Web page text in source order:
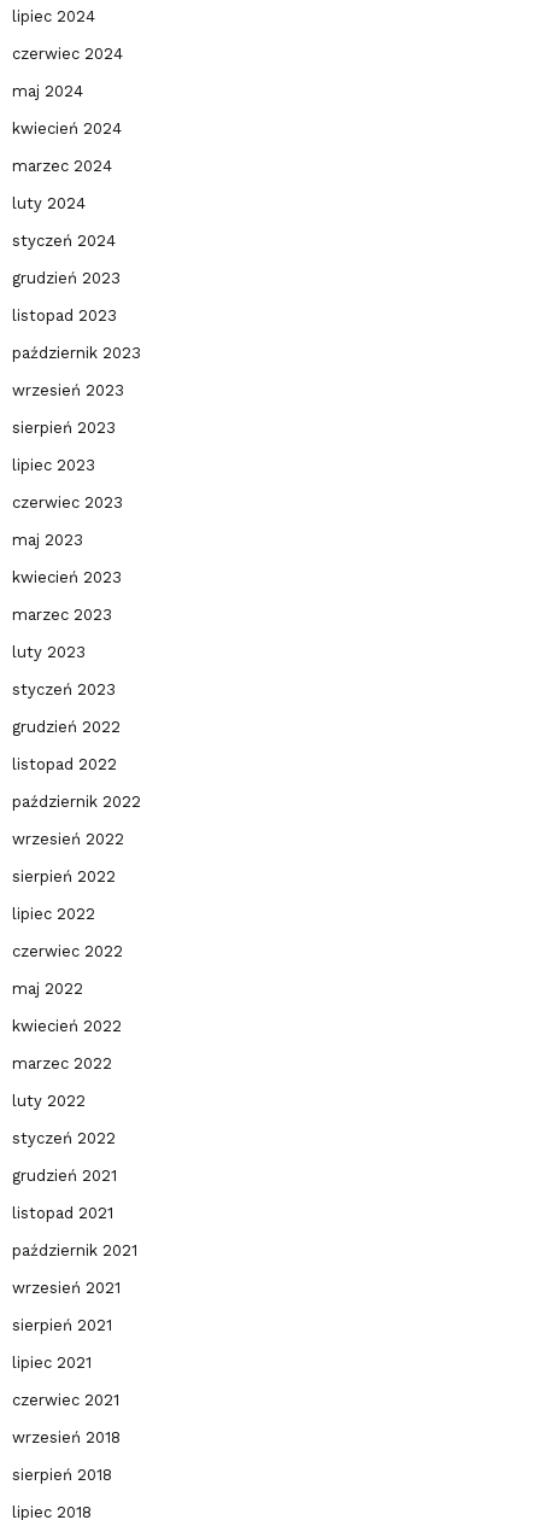
lipiec 2024
czerwiec 2024
maj 2024
kwiecień 2024
marzec 2024
luty 2024
styczeń 2024
grudzień 2023
listopad 2023
październik 2023
wrzesień 2023
sierpień 2023
lipiec 2023
czerwiec 2023
maj 2023
kwiecień 2023
marzec 2023
luty 2023
styczeń 2023
grudzień 2022
listopad 2022
październik 2022
wrzesień 2022
sierpień 2022
lipiec 2022
czerwiec 2022
maj 2022
kwiecień 2022
marzec 2022
luty 2022
styczeń 2022
grudzień 2021
listopad 2021
październik 2021
wrzesień 2021
sierpień 2021
lipiec 2021
czerwiec 2021
wrzesień 2018
sierpień 2018
lipiec 2018